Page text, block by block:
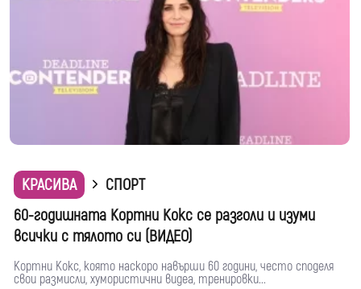
КРАСИВА
СПОРТ
60-годишната Кортни Кокс се разголи и изуми
всички с тялото си (ВИДЕО)
Кортни Кокс, която наскоро навърши 60 години, често споделя
свои размисли, хумористични видеа, тренировки...